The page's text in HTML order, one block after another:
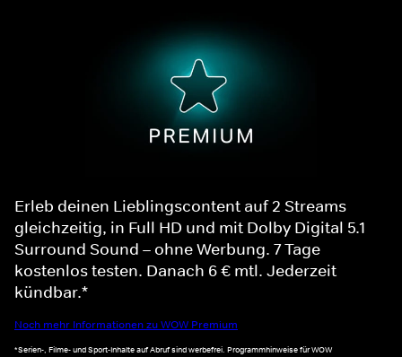
Erleb deinen Lieblingscontent auf 2 Streams
gleichzeitig, in Full HD und mit Dolby Digital 5.1
Surround Sound – ohne Werbung. 7 Tage
kostenlos testen. Danach 6 € mtl. Jederzeit
kündbar.*
Noch mehr Informationen zu WOW Premium
*Serien-, Filme- und Sport-Inhalte auf Abruf sind werbefrei. Programmhinweise für WOW